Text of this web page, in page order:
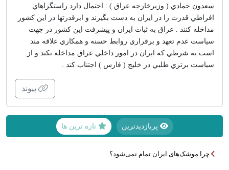
سعدون حمادي ( وزيرخارجه عراق ) : احتمال دارد راستگراهاي
افراطي قدرت را در ايران به دست بگيرند و ابرقدرتها در اين كشور
مداخله كنند . عراق به ثبات ايران و پيشرفت اين كشور در جهت
سياست عدم تعهد و برقراري روابط حسنه و همكاري علاقه مند
است به شرطي كه ايران در امور داخلي عراق مداخله نكند و از
سياست برتري طلبي در خليج ( فارس ) اجتناب كند .
پیوند
پربازدیدترین تازه ترین ها
چرا موشک‌های ایران تمام نمی‌شود؟